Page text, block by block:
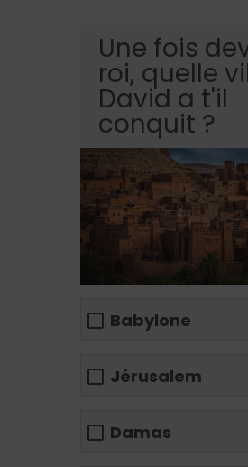
Une fois
roi, quelle
David a t'il
conquit ?
Babylone
Jérusalem
Damas